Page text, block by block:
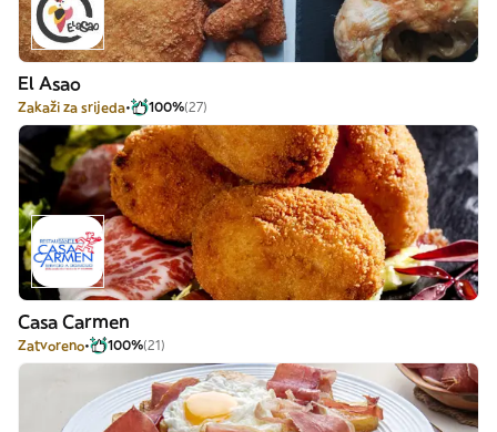
El Asao
Zakaži za srijeda 100%(27)
Casa Carmen
Zatvoreno 100%(21)